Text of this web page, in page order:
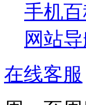
手机
网站
在线客服